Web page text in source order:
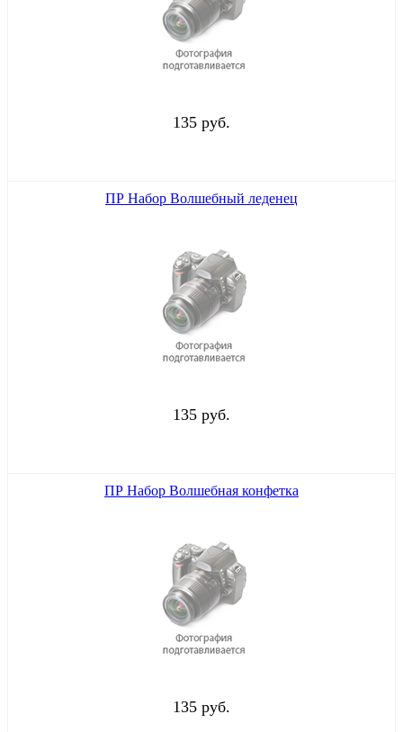
135 руб.
ПР Набор Волшебный леденец
135 руб.
ПР Набор Волшебная конфетка
135 руб.